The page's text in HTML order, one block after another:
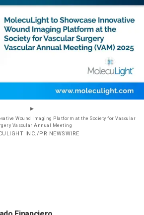
Wound Imaging Platform at the Society for Vascular
Vascular Annual Meeting
INC./PR NEWSWIRE